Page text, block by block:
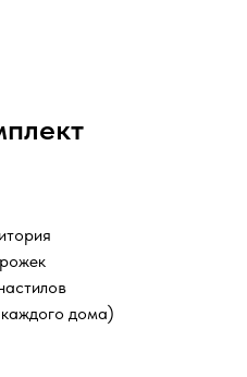
дома)